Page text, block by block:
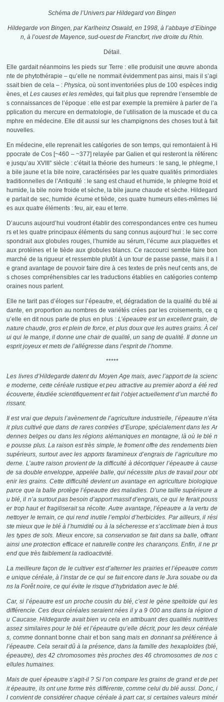
Schéma de l’Univers par Hildegard von Bingen
Hildegarde von Bingen, par Karlheinz Oswald, en 1998, à l’abbaye d’Eibinge
n, à l’ouest de Mayence, sud-ouest de Francfort, rive droite du Rhin.
Détail.
Elle gardait néanmoins les pieds sur Terre : elle produisit une œuvre abonda
nte de phytothérapie – qu’elle ne nommait évidemment pas ainsi, mais il s’agi
ssait bien de cela – :Physica, où sont inventoriées plus de 100 espèces indig
ènes, et Les causes et les remèdes, qui fait plus que reprendre l’ensemble de
s connaissances de l’époque : elle est par exemple la première à parler de l’a
pplication du mercure en dermatologie, de l’utilisation de la muscade et du ca
mphre en médecine. Elle dit aussi sur les champignons des choses tout à fait
nouvelles.
En médecine, elle reprenait les catégories de son temps, qui remontaient à Hi
ppocrate de Cos [~460 – ~377] relayée par Galien et qui resteront la référenc
e jusqu’au XVIII° siècle : c’était la théorie des humeurs : le sang, le phlegme, l
a bile jaune et la bile noire, caractérisées par les quatre qualités primordiales
traditionnelles de l’Antiquité : le sang est chaud et humide, le phlegme froid et
humide, la bile noire froide et sèche, la bile jaune chaude et sèche. Hildegard
e parlait de sec, humide écume et tiède, ces quatre humeurs elles-mêmes lié
es aux quatre éléments : feu, air, eau et terre.
D’aucuns aujourd’hui voudront établir des correspondances entre ces humeu
rs et les quatre principaux éléments du sang connus aujourd’hui : le sec corre
spondrait aux globules rouges, l’humide au sérum, l’écume aux plaquettes et
aux protéines et le tiède aux globules blancs. Ce raccourci semble faire bon
marché de la rigueur et ressemble plutôt à un tour de passe passe, mais il a l
e grand avantage de pouvoir faire dire à ces textes de près neuf cents ans, de
s choses compréhensibles car les traductions établies en catégories contemp
oraines nous parlent.
Elle ne tarit pas d’éloges sur l’épeautre, et, dégradation de la qualité du blé ai
dante, en proportion au nombres de variétés crées par les croisements, ce q
u’elle en dit nous parle de plus en plus : L’épeautre est un excellent grain, de
nature chaude, gros et plein de force, et plus doux que les autres grains. À cel
ui qui le mange, il donne une chair de qualité, un sang de qualité. Il donne un
esprit joyeux et mets de l’allégresse dans l’esprit de l’homme.
*****
Les livres d’Hildegarde datent du Moyen Age mais, avec l’apport de la scienc
e moderne, cette céréale rustique et peu attractive au premier abord a été red
écouverte, étudiée scientifiquement et fait l’objet actuellement d’un marché flo
rissant.
Il est vrai que depuis l’avènement de l’agriculture industrielle, l’épeautre n’éta
it plus cultivé que dans de rares contrées d’Europe, spécialement dans les Ar
dennes belges ou dans les régions alémaniques en montagne, là où le blé n
e pousse plus. La raison est très simple, le froment offre des rendements bien
supérieurs, surtout avec les apports faramineux d’engrais de l’agriculture mo
derne. L’autre raison provient de la difficulté à décortiquer l’épeautre à cause
de sa double enveloppe, appelée balle, qui nécessite plus de travail pour obt
enir les grains. Cette difficulté devient un avantage en agriculture biologique
parce que la balle protège l’épeautre des maladies. D’une taille supérieure a
u blé, il n’a surtout pas besoin d’apport massif d’engrais, ce qui le ferait pouss
er trop haut et fragiliserait sa récolte. Autre avantage, l’épeautre a la vertu de
nettoyer le terrain, ce qui rend inutile l’emploi d’herbicides. Par ailleurs, il rési
ste mieux que le blé à l’humidité ou à la sécheresse et s’acclimate bien à tous
les types de sols. Mieux encore, sa conservation se fait dans sa balle, offrant
ainsi une protection efficace et naturelle contre les charançons. Enfin, il ne pr
end que très faiblement la radioactivité.
La meilleure façon de le cultiver est d’alterner les prairies et l’épeautre comm
e unique céréale, à l’instar de ce qui se fait encore dans le Jura souabe ou da
ns la Forêt noire, ce qui évite le risque d’hybridation avec le blé.
Car, si l’épeautre est un proche cousin du blé, c’est le gène speltoïde qui les
différencie. Ces deux céréales seraient nées il y a 9 000 ans dans la région d
u Caucase. Hildegarde avait bien vu cela en attribuant des qualités nutritives
assez similaires pour le blé et l’épeautre qu’elle décrit, pour les deux céréale
s, comme donnant bonne chair et bon sang mais en donnant sa préférence à
l’épeautre. Cela serait dû à la présence, dans la famille des hexaploïdes (blé,
épeautre), des 42 chromosomes très proches des 46 chromosomes de nos c
ellules humaines.
Mais de quel épeautre s’agit-il ? Si l’on compare les grains de grand et de pet
it épeautre, ils ont une forme très différente, comme celui du blé aussi. Donc, i
l convient de considérer chaque céréale à part car, si certaines valeurs minér